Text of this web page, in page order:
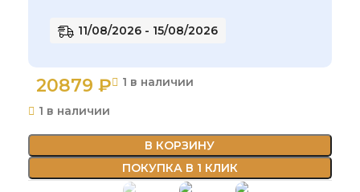
11/08/2026 - 15/08/2026
20879 ₽
1 в наличии
1 в наличии
В КОРЗИНУ
ПОКУПКА В 1 КЛИК